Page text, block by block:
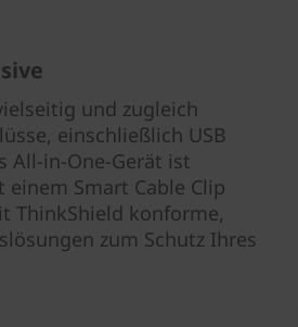
und zugleich
einschließlich USB
All-in-One-Gerät ist
Smart Cable Clip
ThinkShield konforme,
zum Schutz Ihres